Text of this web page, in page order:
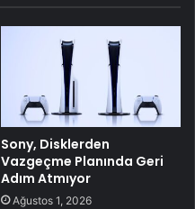
Sony, Disklerden
Vazgeçme Planında Geri
Adım Atmıyor
Ağustos 1, 2026